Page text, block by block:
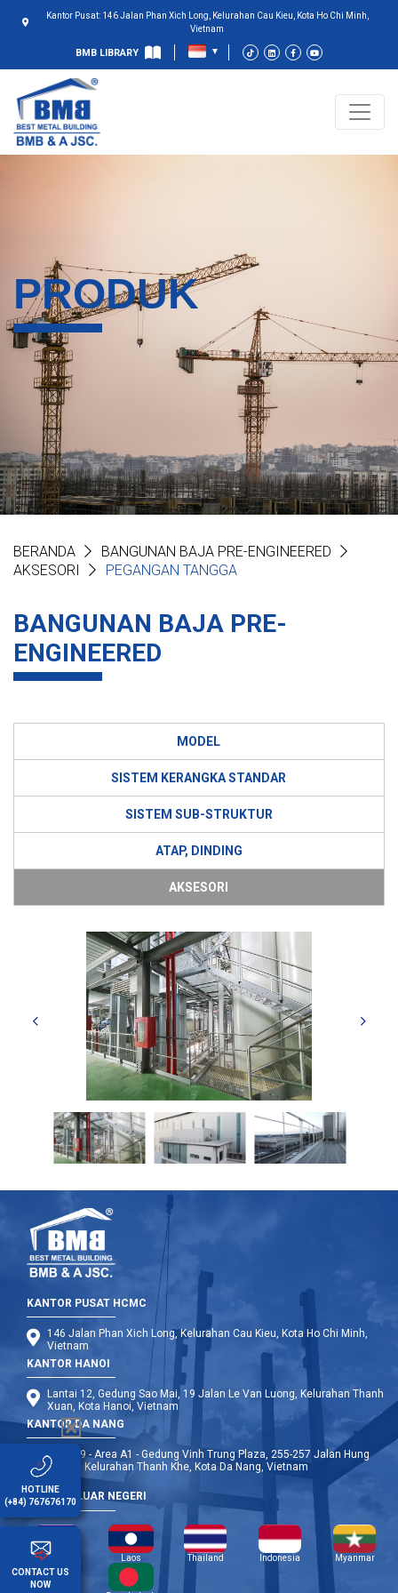
Kantor Pusat: 146 Jalan Phan Xich Long, Kelurahan Cau Kieu, Kota Ho Chi Minh,
Vietnam
BMB LIBRARY
PRODUK
BERANDA
BANGUNAN BAJA PRE-ENGINEERED
AKSESORI
PEGANGAN TANGGA
BANGUNAN BAJA PRE-
ENGINEERED
MODEL
SISTEM KERANGKA STANDAR
SISTEM SUB-STRUKTUR
ATAP, DINDING
AKSESORI
KANTOR PUSAT HCMC
146 Jalan Phan Xich Long, Kelurahan Cau Kieu, Kota Ho Chi Minh,
Vietnam
KANTOR HANOI
Lantai 12, Gedung Sao Mai, 19 Jalan Le Van Luong, Kelurahan Thanh
Xuan, Kota Hanoi, Vietnam
KANTOR DA NANG
Lantai 9 - Area A1 - Gedung Vinh Trung Plaza, 255-257 Jalan Hung
Vuong, Kelurahan Thanh Khe, Kota Da Nang, Vietnam
CABANG LUAR NEGERI
Kamboja Laos Thailand Indonesia Myanmar
HOTLINE
(+84) 767676170
CONTACT US
NOW